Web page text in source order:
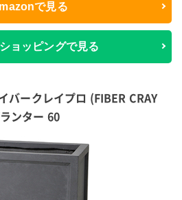
で見る
ョッピングで見る
バークレイプロ (FIBER CRAY
ンター 60